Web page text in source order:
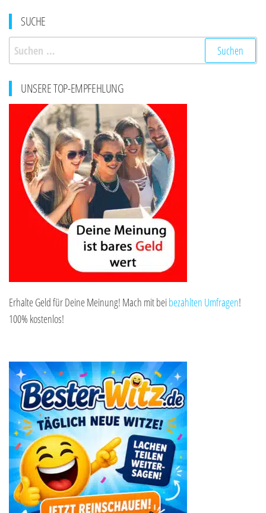
SUCHE
Suchen
nach:
UNSERE TOP-EMPFEHLUNG
Erhalte Geld für Deine Meinung! Mach mit beibezahlten Umfragen!
100% kostenlos!